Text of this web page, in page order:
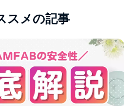
スメの記事